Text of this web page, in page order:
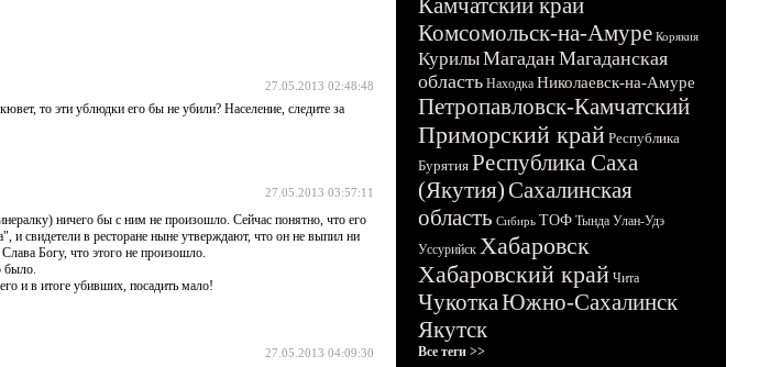
27.05.2013 02:48:48
то эти ублюдки его бы не убили? Население, следите за
27.05.2013 03:57:11
ничего бы с ним не произошло. Сейчас понятно, что его
и свидетели в ресторане ныне утверждают, что он не выпил ни
Богу, что этого не произошло.
было.
и в итоге убивших, посадить мало!
27.05.2013 04:09:30
Камчатский край
Комсомольск-на-Амуре Корякия
КурилыМагадан Магаданская
область Находка Николаевск-на-Амуре
Петропавловск-Камчатский
Приморский край Республика
Бурятия Республика Саха
(Якутия)Сахалинская
область Сибирь ТОФ Тында Улан-Удэ
Уссурийск Хабаровск
Хабаровский край Чита
ЧукоткаЮжно-Сахалинск
Якутск
Все теги >>